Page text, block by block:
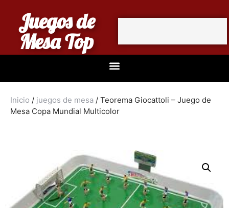
Juegos de
Mesa Top
Inicio / juegos de mesa / Teorema Giocattoli – Juego de
Mesa Copa Mundial Multicolor